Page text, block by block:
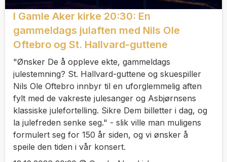
I Gamle Aker kirke 20:30: En
gammeldags julaften med Nils Ole
Oftebro og St. Hallvard-guttene
"Ønsker De å oppleve ekte, gammeldags
julestemning? St. Hallvard-guttene og skuespiller
Nils Ole Oftebro innbyr til en uforglemmelig aften
fylt med de vakreste julesanger og Asbjørnsens
klassiske julefortelling. Sikre Dem billetter i dag, og
la julefreden senke seg." - slik ville man muligens
formulert seg for 150 år siden, og vi ønsker å
speile den tiden i vår konsert.